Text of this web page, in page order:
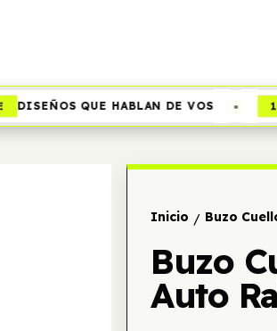
DISEÑOS QUE HABLAN DE VOS
Inicio / Buzo
Buzo
Auto